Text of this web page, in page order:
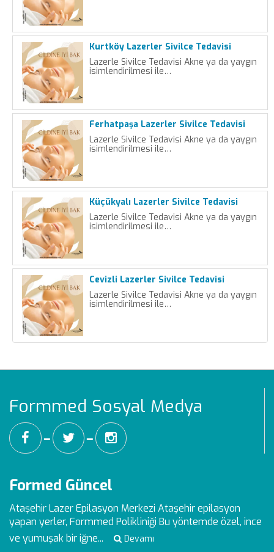
Kurtköy Lazerler Sivilce Tedavisi
Lazerle Sivilce Tedavisi Akne ya da yaygın
isimlendirilmesi ile…
Ferhatpaşa Lazerler Sivilce Tedavisi
Lazerle Sivilce Tedavisi Akne ya da yaygın
isimlendirilmesi ile…
Küçükyalı Lazerler Sivilce Tedavisi
Lazerle Sivilce Tedavisi Akne ya da yaygın
isimlendirilmesi ile…
Cevizli Lazerler Sivilce Tedavisi
Lazerle Sivilce Tedavisi Akne ya da yaygın
isimlendirilmesi ile…
Formmed Sosyal Medya
━ ━
Formed Güncel
Ataşehir Lazer Epilasyon Merkezi Ataşehir epilasyon
yapan yerler, Formmed Polikliniği Bu yöntemde özel, ince
ve yumuşak bir iğne...
Devamı